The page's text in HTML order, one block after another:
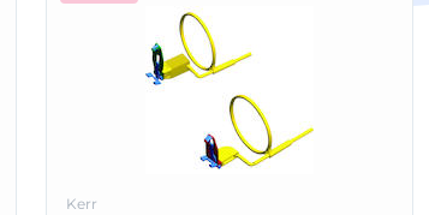
Kerr